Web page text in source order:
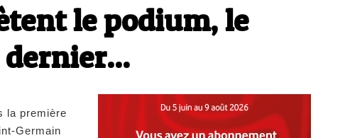
le podium, le
dernier...
la première
Germain